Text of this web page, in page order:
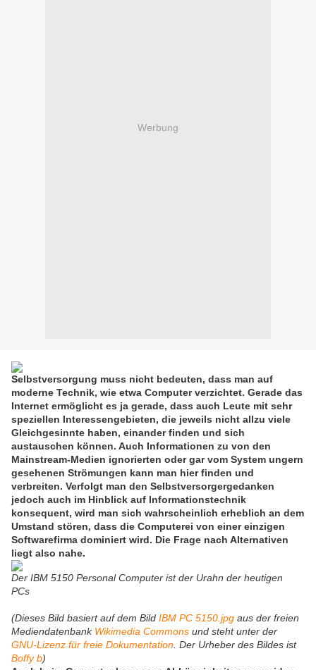
Werbung
Selbstversorgung muss nicht bedeuten, dass man auf
moderne Technik, wie etwa Computer verzichtet. Gerade das
Internet ermöglicht es ja gerade, dass auch Leute mit sehr
speziellen Interessengebieten, die jeweils nicht allzu viele
Gleichgesinnte haben, einander finden und sich
austauschen können. Auch Informationen zu von den
Mainstream-Medien ignorierten oder gar vom System ungern
gesehenen Strömungen kann man hier finden und
verbreiten. Verfolgt man den Selbstversorgergedanken
jedoch auch im Hinblick auf Informationstechnik
konsequent, wird man sich wahrscheinlich erheblich an dem
Umstand stören, dass die Computerei von einer einzigen
Softwarefirma dominiert wird. Die Frage nach Alternativen
liegt also nahe.
Der IBM 5150 Personal Computer ist der Urahn der heutigen
PCs
(Dieses Bild basiert auf dem Bild IBM PC 5150.jpg aus der freien
Mediendatenbank Wikimedia Commons und steht unter der
GNU-Lizenz für freie Dokumentation . Der Urheber des Bildes ist
Boffy b)